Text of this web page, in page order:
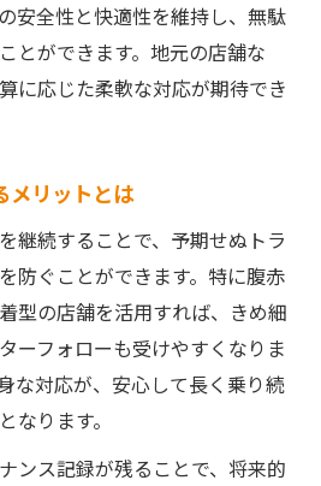
安全性と快適性を維持し、無駄
とができます。地元の店舗な
に応じた柔軟な対応が期待でき
メリットとは
継続することで、予期せぬトラ
防ぐことができます。特に腹赤
型の店舗を活用すれば、きめ細
ーフォローも受けやすくなりま
な対応が、安心して長く乗り続
なります。
ンス記録が残ることで、将来的